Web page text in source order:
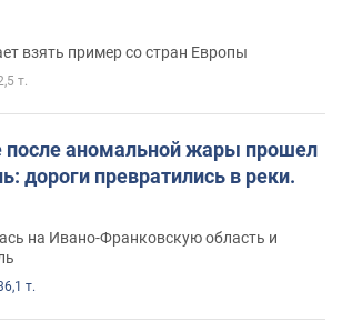
взять пример со стран Европы
т.
после аномальной жары прошел
дороги превратились в реки.
на Ивано-Франковскую область и
т.